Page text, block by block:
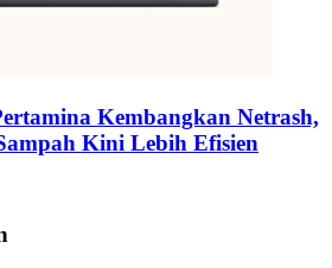
Kembangkan Netrash,
Kini Lebih Efisien